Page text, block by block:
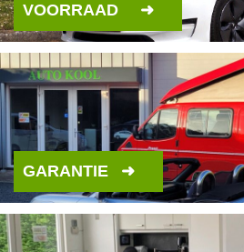
VOORRAAD
GARANTIE